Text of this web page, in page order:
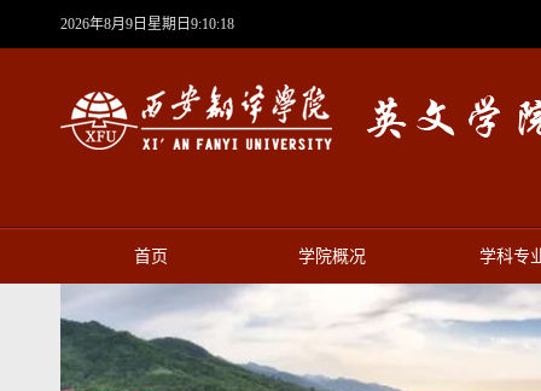
2026年8月9日星期日9:10:18
首页 学院概况 学科专